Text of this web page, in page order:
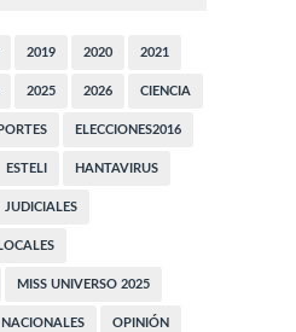
2019 2020 2021
2025 2026 CIENCIA
ELECCIONES2016
ESTELI HANTAVIRUS
JUDICIALES
LOCALES
MISS UNIVERSO 2025
NACIONALES OPINIÓN